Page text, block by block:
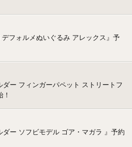
デフォルメぬいぐるみ アレックス』予
ダー フィンガーパペット ストリートフ
ダー ソフビモデル ゴア・マガラ 』予約